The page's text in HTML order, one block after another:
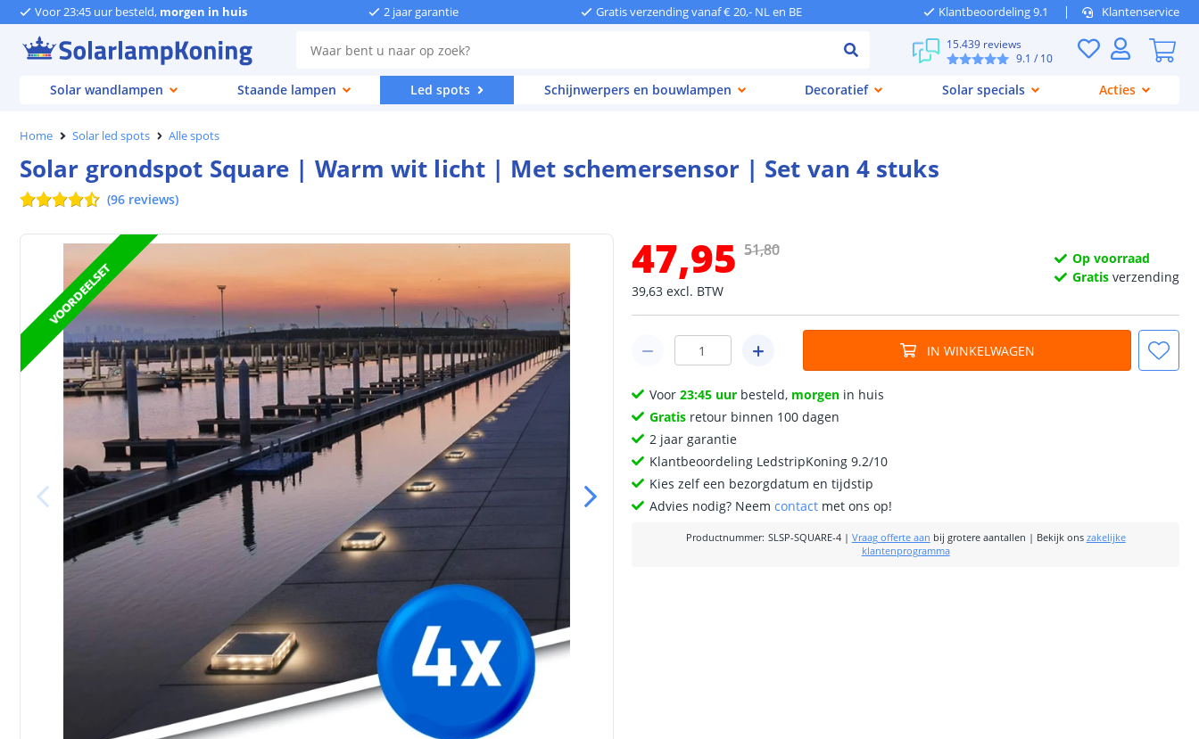
Voor 23:45 uur besteld, morgen in huis 2 jaar garantie Gratis verzending vanaf € 20,- NL en BE Klantbeoordeling 9.1 Klantenservice
15.439 reviews
9.1 / 10
Solar wandlampen Staande lampen Led spots Schijnwerpers en bouwlampen Decoratief Solar specials Acties
Home Solar led spots Alle spots
Solar grondspot Square | Warm wit licht | Met schemersensor | Set van 4 stuks
(96 reviews)
VOORDEELSET
47,95
39,63 excl. BTW
51,80
Op voorraad
Gratis verzending
IN WINKELWAGEN
Voor23:45 uur besteld, morgen in huis
Gratis retour binnen 100 dagen
2 jaar garantie
Klantbeoordeling LedstripKoning 9.2/10
Kies zelf een bezorgdatum en tijdstip
Advies nodig? Neemcontact met ons op!
Productnummer: SLSP-SQUARE-4| Vraag offerte aan bij grotere aantallen | Bekijk ons zakelijke
klantenprogramma